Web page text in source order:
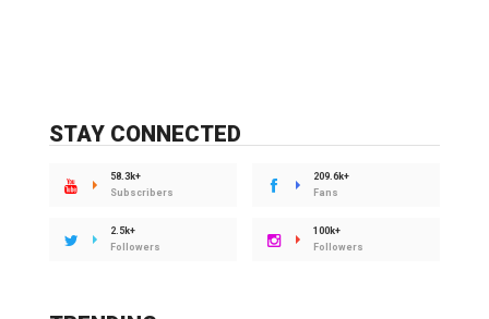
STAY CONNECTED
58.3k+
Subscribers
209.6k+
Fans
2.5k+
Followers
100k+
Followers